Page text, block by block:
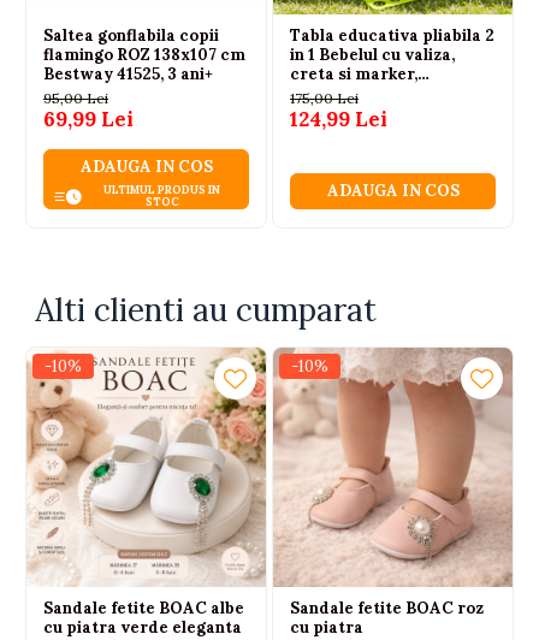
Saltea gonflabila copii
flamingo ROZ 138x107 cm
Bestway 41525, 3 ani+
95,00 Lei
69,99 Lei
ADAUGA IN COS
ULTIMUL PRODUS IN
STOC
Tabla educativa pliabila 2
in 1 Bebelul cu valiza,
creta si marker,
multicolor, 3 ani+
175,00 Lei
124,99 Lei
ADAUGA IN COS
Alti clienti au cumparat
-10%
Sandale fetite BOAC albe
cu piatra verde eleganta
-10%
Sandale fetite BOAC roz
cu piatra